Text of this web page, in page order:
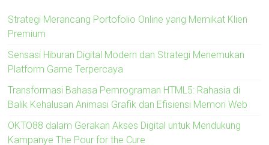
Strategi Merancang Portofolio Online yang Memikat Klien
Premium
Sensasi Hiburan Digital Modern dan Strategi Menemukan
Platform Game Terpercaya
Transformasi Bahasa Pemrograman HTML5: Rahasia di
Balik Kehalusan Animasi Grafik dan Efisiensi Memori Web
OKTO88 dalam Gerakan Akses Digital untuk Mendukung
Kampanye The Pour for the Cure